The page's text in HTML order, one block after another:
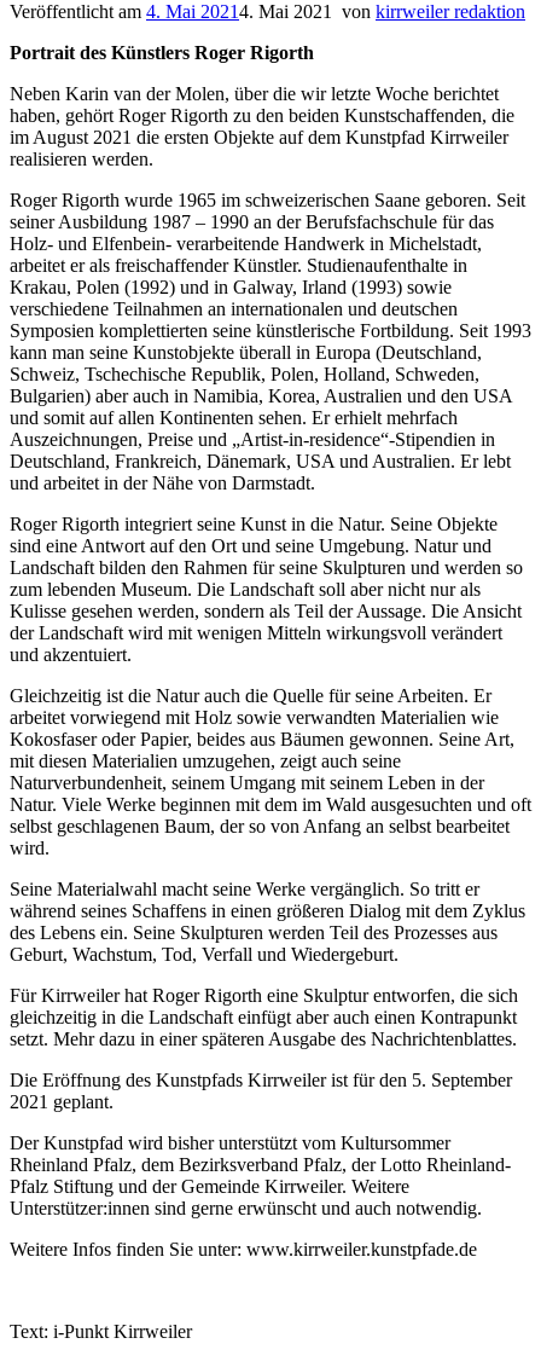
Veröffentlicht am 4. Mai 20214. Mai 2021 von kirrweiler redaktion
Portrait des Künstlers Roger Rigorth
Neben Karin van der Molen, über die wir letzte Woche berichtet
haben, gehört Roger Rigorth zu den beiden Kunstschaffenden, die
im August 2021 die ersten Objekte auf dem Kunstpfad Kirrweiler
realisieren werden.
Roger Rigorth wurde 1965 im schweizerischen Saane geboren. Seit
seiner Ausbildung 1987 – 1990 an der Berufsfachschule für das
Holz- und Elfenbein- verarbeitende Handwerk in Michelstadt,
arbeitet er als freischaffender Künstler. Studienaufenthalte in
Krakau, Polen (1992) und in Galway, Irland (1993) sowie
verschiedene Teilnahmen an internationalen und deutschen
Symposien komplettierten seine künstlerische Fortbildung. Seit 1993
kann man seine Kunstobjekte überall in Europa (Deutschland,
Schweiz, Tschechische Republik, Polen, Holland, Schweden,
Bulgarien) aber auch in Namibia, Korea, Australien und den USA
und somit auf allen Kontinenten sehen. Er erhielt mehrfach
Auszeichnungen, Preise und „Artist-in-residence“-Stipendien in
Deutschland, Frankreich, Dänemark, USA und Australien. Er lebt
und arbeitet in der Nähe von Darmstadt.
Roger Rigorth integriert seine Kunst in die Natur. Seine Objekte
sind eine Antwort auf den Ort und seine Umgebung. Natur und
Landschaft bilden den Rahmen für seine Skulpturen und werden so
zum lebenden Museum. Die Landschaft soll aber nicht nur als
Kulisse gesehen werden, sondern als Teil der Aussage. Die Ansicht
der Landschaft wird mit wenigen Mitteln wirkungsvoll verändert
und akzentuiert.
Gleichzeitig ist die Natur auch die Quelle für seine Arbeiten. Er
arbeitet vorwiegend mit Holz sowie verwandten Materialien wie
Kokosfaser oder Papier, beides aus Bäumen gewonnen. Seine Art,
mit diesen Materialien umzugehen, zeigt auch seine
Naturverbundenheit, seinem Umgang mit seinem Leben in der
Natur. Viele Werke beginnen mit dem im Wald ausgesuchten und oft
selbst geschlagenen Baum, der so von Anfang an selbst bearbeitet
wird.
Seine Materialwahl macht seine Werke vergänglich. So tritt er
während seines Schaffens in einen größeren Dialog mit dem Zyklus
des Lebens ein. Seine Skulpturen werden Teil des Prozesses aus
Geburt, Wachstum, Tod, Verfall und Wiedergeburt.
Für Kirrweiler hat Roger Rigorth eine Skulptur entworfen, die sich
gleichzeitig in die Landschaft einfügt aber auch einen Kontrapunkt
setzt. Mehr dazu in einer späteren Ausgabe des Nachrichtenblattes.
Die Eröffnung des Kunstpfads Kirrweiler ist für den 5. September
2021 geplant.
Der Kunstpfad wird bisher unterstützt vom Kultursommer
Rheinland Pfalz, dem Bezirksverband Pfalz, der Lotto Rheinland-
Pfalz Stiftung und der Gemeinde Kirrweiler. Weitere
Unterstützer:innen sind gerne erwünscht und auch notwendig.
Weitere Infos finden Sie unter: www.kirrweiler.kunstpfade.de
Text: i-Punkt Kirrweiler